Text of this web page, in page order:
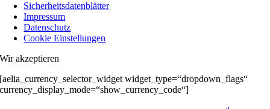
Sicherheitsdatenblätter
Impressum
Datenschutz
Cookie Einstellungen
Wir akzeptieren
[aelia_currency_selector_widget widget_type=“dropdown_flags“
currency_display_mode=“show_currency_code“]